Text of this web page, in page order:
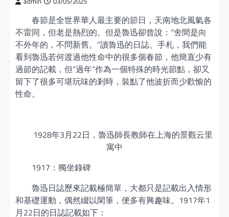
春節是全世界華人最主要的節日，天南地北風氣各
不雷同，但老是熱烈的。但是魯迅卻曾說：“舍間是向
不外年的，不問新舊。”讀魯迅的日誌、手札，我們能
看到魯迅若何渡過他性命中的很多個春節，他簡直少有
過節的記載，但“過年”作為一個特殊的時光節點，卻又
留下了很多可堪玩味的剎時，裝點了他波折而少歡愉的
性命。
1928年3月22日，魯迅師長教師在上海的景觀云里
寓中
1917：獨坐錄碑
魯迅日誌歷來記載極簡單，大都只是記載出入情形
和基礎運動，偶然綴以閑筆，便多有興趣味。1917年1
月22日的日誌記載如下：